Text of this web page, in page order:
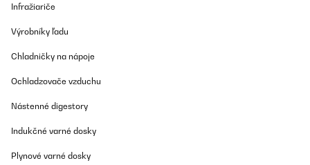
Infražiariče
Výrobníky ľadu
Chladničky na nápoje
Ochladzovače vzduchu
Nástenné digestory
Indukčné varné dosky
Plynové varné dosky